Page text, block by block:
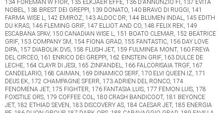
134 FOREMAN W FIOR, 135 ELKJAER EFFE, 136 D'ANNUNZIO FI, 137 EVITA
NOBEL, 138 BREST DEI GREPPI, 139 DONATO, 140 BRAVO DI RUGGI, 141
FARMA WISE L, 142 EMIROZ, 143 ALDOC DR, 144 BLUMEN INDAL, 145 EDITH
DU KRAS, 146 FLEMING GRIF, 147 ELLIOT AND CO, 148 FELIX REK, 149
ESCABANA SPAV, 150 CANADIAN WISE L, 151 BOATO CLEMAR, 152 BEATRICE
GRIF, 153 COMPANY SM, 154 FIONA GRAD, 155 FANTASTIC, 156 DAY LOVE
DIPA, 157 DIABOLIK DVS, 158 FLUSH JET, 159 FULMINEA MONT, 160 FREYA
DEL CIRCEO, 161 ENRICO DEI GREPPI, 162 EINSTEIN GRIF, 163 DULCE DE
LECHE, 164 CLAYR DI JESI, 165 ZINFANDEL, 166 FALCORISAIA TRGF, 167
CANDELARIO, 168 CAIMAN, 169 DINAMICO SERF, 170 ELVI QUEEN IZ, 171
DEUS EK, 172 CHAMPAGNE SFERR, 173 ADRIEN DEL RONCO, 174
FENOMENA JET, 175 FIGHTER, 176 FANTASIA LUIS, 177 FEMON LUIS, 178
FOXSTILE ORS, 179 COFFEE COL, 180 CRASH BANDICOOT, 181 BEYONCE
JET, 182 ETHIAD SEVEN, 183 DISCOVERY AS, 184 CAESAR JET, 185 ENERGIA